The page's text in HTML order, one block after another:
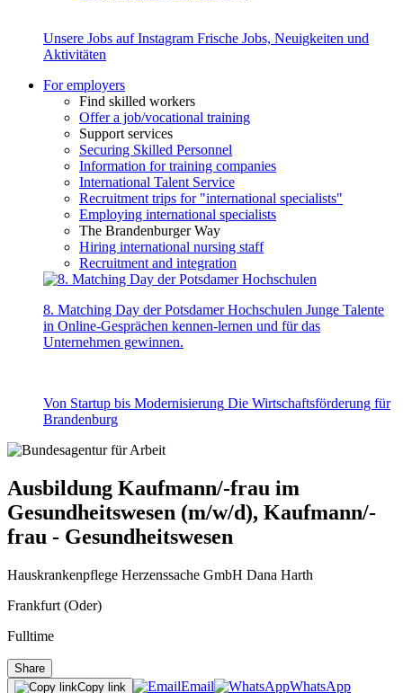
Unsere Jobs auf Instagram Frische Jobs, Neuigkeiten und
Aktivitäten
For employers
Find skilled workers
Offer a job/vocational training
Support services
Securing Skilled Personnel
Information for training companies
International Talent Service
Recruitment trips for "international specialists"
Employing international specialists
The Brandenburger Way
Hiring international nursing staff
Recruitment and integration
8. Matching Day der Potsdamer Hochschulen Junge Talente
in Online-Gesprächen kennen-lernen und für das
Unternehmen gewinnen.
Von Startup bis Modernisierung Die Wirtschaftsförderung für
Brandenburg
Ausbildung Kaufmann/-frau im
Gesundheitswesen (m/w/d), Kaufmann/-
frau - Gesundheitswesen
Hauskrankenpflege Herzenssache GmbH Dana Harth
Frankfurt (Oder)
Fulltime
Share
Copy link
Email WhatsApp